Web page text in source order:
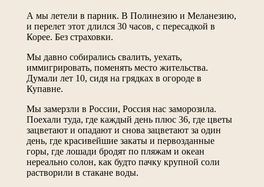
А мы летели в парник. В Полинезию и Меланезию,
и перелет этот длился 30 часов, с пересадкой в
Корее. Без страховки.
Мы давно собирались свалить, уехать,
иммигрировать, поменять место жительства.
Думали лет 10, сидя на грядках в огороде в
Купавне.
Мы замерзли в России, Россия нас заморозила.
Поехали туда, где каждый день плюс 36, где цветы
зацветают и опадают и снова зацветают за один
день, где красивейшие закаты и первозданные
горы, где лошади бродят по пляжам и океан
нереально солон, как будто пачку крупной соли
растворили в стакане воды.